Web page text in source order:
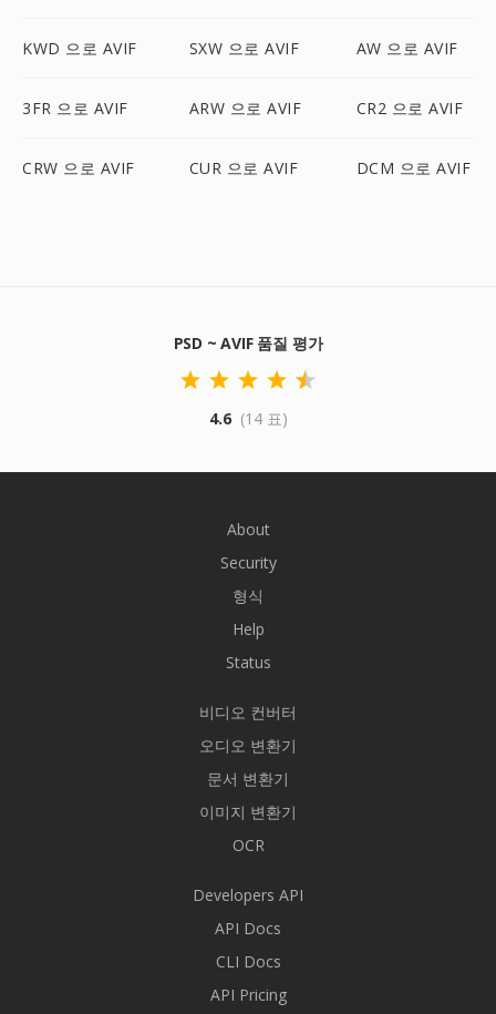
KWD 으로 AVIF SXW 으로 AVIF AW 으로 AVIF
3FR 으로 AVIF ARW 으로 AVIF CR2 으로 AVIF
CRW 으로 AVIF CUR 으로 AVIF DCM 으로 AVIF
PSD ~ AVIF 품질 평가
4.6 (14 표)
About
Security
형식
Help
Status
비디오 컨버터
오디오 변환기
문서 변환기
이미지 변환기
OCR
Developers API
API Docs
CLI Docs
API Pricing